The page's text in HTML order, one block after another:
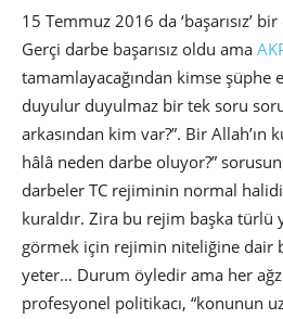
15 Temmuz 2016 da ‘başarısız’
Gerçi darbe başarısız oldu ama
tamamlayacağından kimse şüphe
duyulur duyulmaz bir tek soru
arkasından kim var?”. Bir Allah’ın
hâlâ neden darbe oluyor?”
darbeler TC rejiminin normal
kuraldır. Zira bu rejim başka türlü
görmek için rejimin niteliğine dair
yeter… Durum öyledir ama her
profesyonel politikacı, “konunun